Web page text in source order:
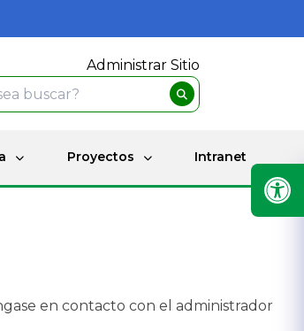
Administrar Sitio
Proyectos Intranet
en contacto con el administrador